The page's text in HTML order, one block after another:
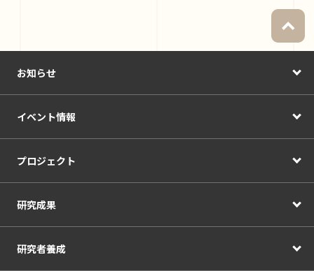
お知らせ
イベント情報
プロジェクト
研究成果
研究者養成